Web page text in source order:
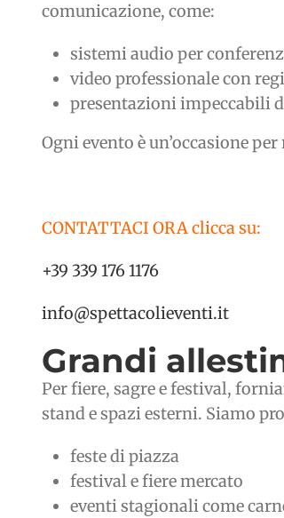
comunicazione, come:
sistemi audio per
video professionale con
presentazioni impeccabili
Ogni evento è un’occasione
CONTATTACI ORA clicca su:
+39 339 176 1176
info@spettacolieventi.it
Grandi
Per fiere, sagre e festival,
stand e spazi esterni. Siamo
feste di piazza
festival e fiere mercato
eventi stagionali come